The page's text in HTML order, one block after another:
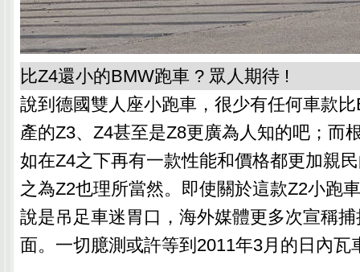
比Z4還小的BMW跑車 ? 眾人期待 !
說到德國雙人座小跑車，很少有任何車款
產的Z3、Z4甚至是Z8更廣為人知的吧；而
如在Z4之下再有一款性能和價格都更加親
之為Z2也理所當然。即使關於這款Z2小跑
說是吊足車迷胃口，海外媒體更多次宣稱
面。一切臆測或許等到2011年3月的日內瓦